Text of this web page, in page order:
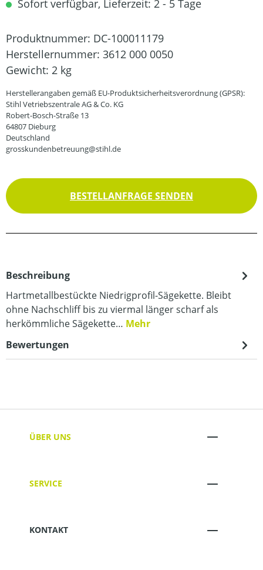
Sofort verfügbar, Lieferzeit: 2 - 5 Tage
Produktnummer: DC-100011179
Herstellernummer: 3612 000 0050
Gewicht: 2 kg
Herstellerangaben gemäß EU-Produktsicherheitsverordnung (GPSR):
Stihl Vetriebszentrale AG & Co. KG
Robert-Bosch-Straße 13
64807 Dieburg
Deutschland
grosskundenbetreuung@stihl.de
BESTELLANFRAGE SENDEN
Beschreibung
Hartmetallbestückte Niedrigprofil-Sägekette. Bleibt
ohne Nachschliff bis zu viermal länger scharf als
herkömmliche Sägekette… Mehr
Bewertungen
ÜBER UNS
SERVICE
KONTAKT